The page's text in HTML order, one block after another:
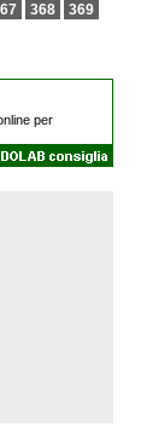
368
369
per